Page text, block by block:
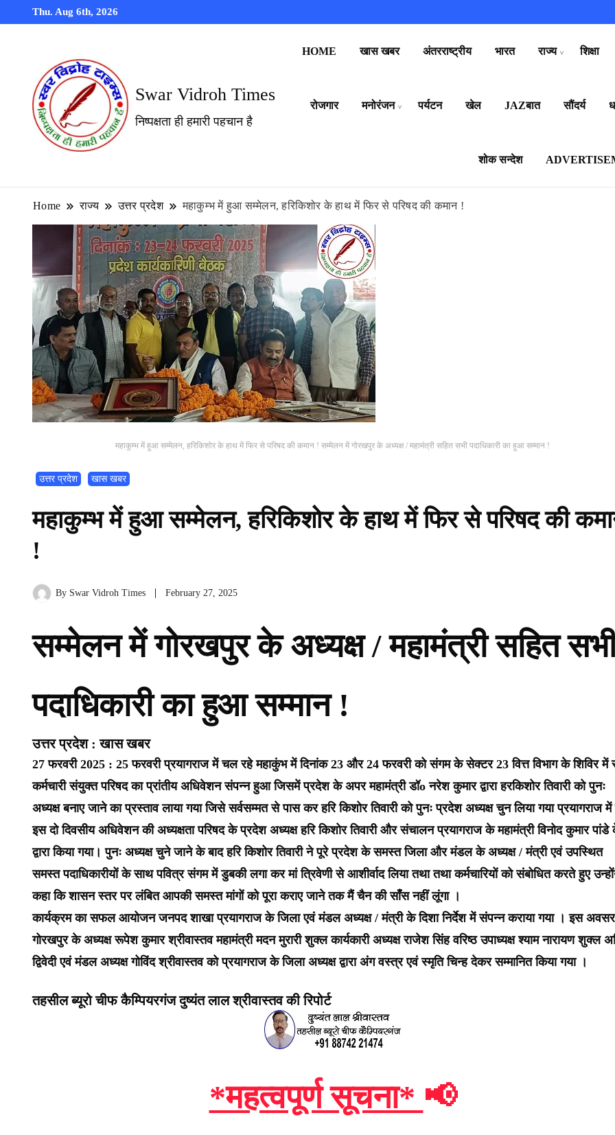
Thu. Aug 6th, 2026
Swar Vidroh Times
निष्पक्षता ही हमारी पहचान है
HOME खास खबर अंतरराष्ट्रीय भारत राज्य शिक्षा
रोजगार मनोरंजन पर्यटन खेल JAZबात सौंदर्य
शोक सन्देश
Home राज्य उत्तर प्रदेश महाकुम्भ में हुआ सम्मेलन, हरिकिशोर के हाथ में फिर से परिषद की कमान !
महाकुम्भ में हुआ सम्मेलन, हरिकिशोर के हाथ में फिर से परिषद की कमान ! सम्मेलन में गोरखपुर के अध्यक्ष / महामंत्री सहित सभी पदाधिकारी का हुआ सम्मान !
उत्तर प्रदेश खास खबर
महाकुम्भ में हुआ सम्मेलन, हरिकिशोर के हाथ में फिर से परिषद की
!
By Swar Vidroh Times February 27, 2025
सम्मेलन में गोरखपुर के अध्यक्ष / महामंत्री सहित
पदाधिकारी का हुआ सम्मान !
उत्तर प्रदेश : खास खबर
27 फरवरी 2025 : 25 फरवरी प्रयागराज में चल रहे महाकुंभ में दिनांक 23 और 24 फरवरी को संगम के सेक्टर 23 वित्त विभाग के शिविर में
कर्मचारी संयुक्त परिषद का प्रांतीय अधिवेशन संपन्न हुआ जिसमें प्रदेश के अपर महामंत्री डॉo नरेश कुमार द्वारा हरकिशोर तिवारी को पुनः
अध्यक्ष बनाए जाने का प्रस्ताव लाया गया जिसे सर्वसम्मत से पास कर हरि किशोर तिवारी को पुनः प्रदेश अध्यक्ष चुन लिया गया प्रयागराज
इस दो दिवसीय अधिवेशन की अध्यक्षता परिषद के प्रदेश अध्यक्ष हरि किशोर तिवारी और संचालन प्रयागराज के महामंत्री विनोद कुमार पांडे
द्वारा किया गया। पुनः अध्यक्ष चुने जाने के बाद हरि किशोर तिवारी ने पूरे प्रदेश के समस्त जिला और मंडल के अध्यक्ष / मंत्री एवं उपस्थित
समस्त पदाधिकारीयों के साथ पवित्र संगम में डुबकी लगा कर मां त्रिवेणी से आशीर्वाद लिया तथा तथा कर्मचारियों को संबोधित करते हुए
कहा कि शासन स्तर पर लंबित आपकी समस्त मांगों को पूरा कराए जाने तक मैं चैन की सांँस नहीं लूंगा ।
कार्यक्रम का सफल आयोजन जनपद शाखा प्रयागराज के जिला एवं मंडल अध्यक्ष / मंत्री के दिशा निर्देश में संपन्न कराया गया । इस
गोरखपुर के अध्यक्ष रूपेश कुमार श्रीवास्तव महामंत्री मदन मुरारी शुक्ल कार्यकारी अध्यक्ष राजेश सिंह वरिष्ठ उपाध्यक्ष श्याम नारायण शुक्ल
द्विवेदी एवं मंडल अध्यक्ष गोविंद श्रीवास्तव को प्रयागराज के जिला अध्यक्ष द्वारा अंग वस्त्र एवं स्मृति चिन्ह देकर सम्मानित किया गया ।
तहसील ब्यूरो चीफ कैम्पियरगंज दुष्यंत लाल श्रीवास्तव की रिपोर्ट
*महत्वपूर्ण सूचना* 📢